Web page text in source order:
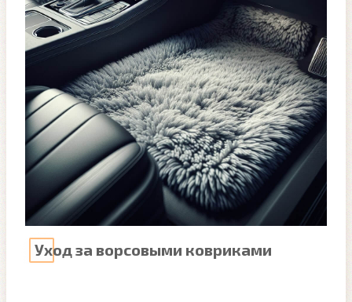
Уход за ворсовыми ковриками